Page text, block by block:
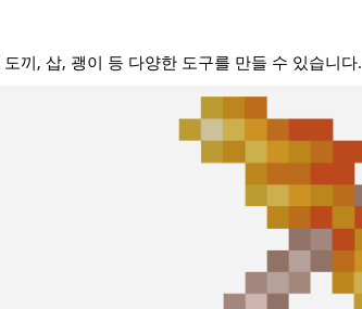
끼, 삽, 괭이 등 다양한 도구를 만들 수 있습니다.